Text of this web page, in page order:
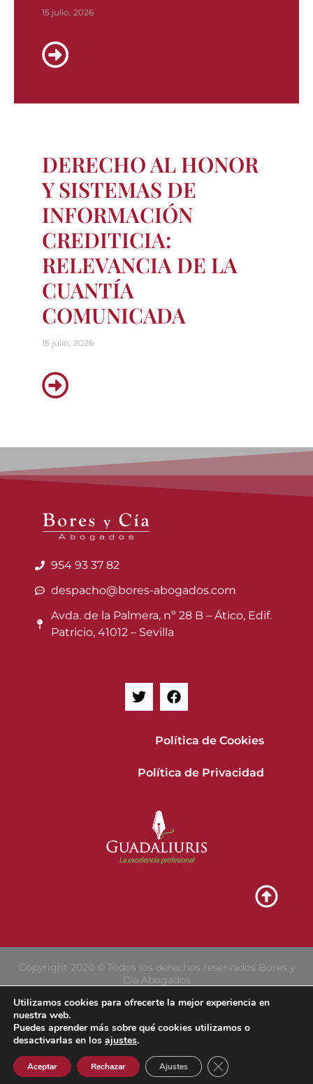
15 julio, 2026
DERECHO AL HONOR
Y SISTEMAS DE
INFORMACIÓN
CREDITICIA:
RELEVANCIA DE LA
CUANTÍA
COMUNICADA
15 julio, 2026
954 93 37 82
despacho@bores-abogados.com
Avda. de la Palmera, nº 28 B – Ático, Edif.
Patricio, 41012 – Sevilla
Política de Cookies
Política de Privacidad
Copyright 2020 © Todos los derechos reservados Bores y
Cia Abogados
Utilizamos cookies para ofrecerte la mejor experiencia en
nuestra web.
Puedes aprender más sobre qué cookies utilizamos o
desactivarlas en los ajustes.
Aceptar Rechazar Ajustes Cerrar el banner de